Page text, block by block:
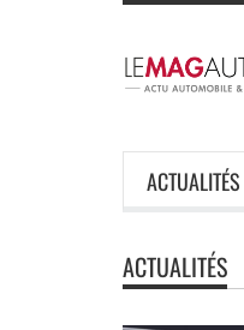
ACTUALITÉS
ACTUALITÉS